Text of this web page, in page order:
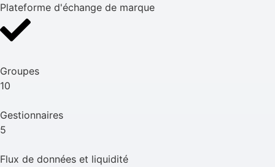
Plateforme d'échange de marque
Groupes
10
Gestionnaires
5
Flux de données et liquidité